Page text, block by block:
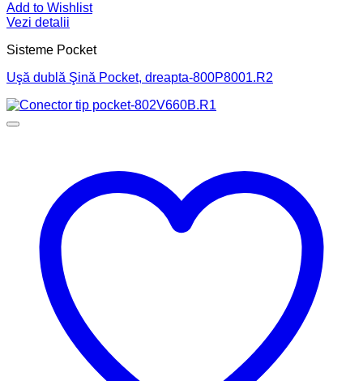
Add to Wishlist
Vezi detalii
Sisteme Pocket
Uşă dublă Şină Pocket, dreapta-800P8001.R2